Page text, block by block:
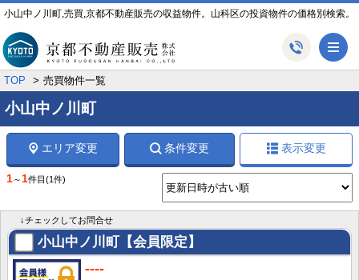
小山中ノ川町,売買,京都不動産販売の収益物件。山科区の投資物件の価格別検索。
TOP 売買物件一覧
小山中ノ川町
エリア変更 条件変更 表示変更
1～1件目 (1件)
↓チェックしてお問合せ
小山中ノ川町【会員限定】
----